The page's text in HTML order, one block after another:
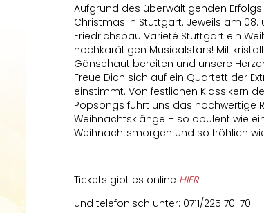
Aufgrund des überwältigenden
Christmas in Stuttgart. Jeweils am 08.
Friedrichsbau Varieté Stuttgart ein
hochkarätigen Musicalstars! Mit
Gänsehaut bereiten und unsere
Freue Dich sich auf ein Quartett der
einstimmt. Von festlichen Klassikern
Popsongs führt uns das hochwertige
Weihnachtsklänge – so opulent wie
Weihnachtsmorgen und so fröhlich
Tickets gibt es online HIER
und telefonisch unter: 0711/225 70-70